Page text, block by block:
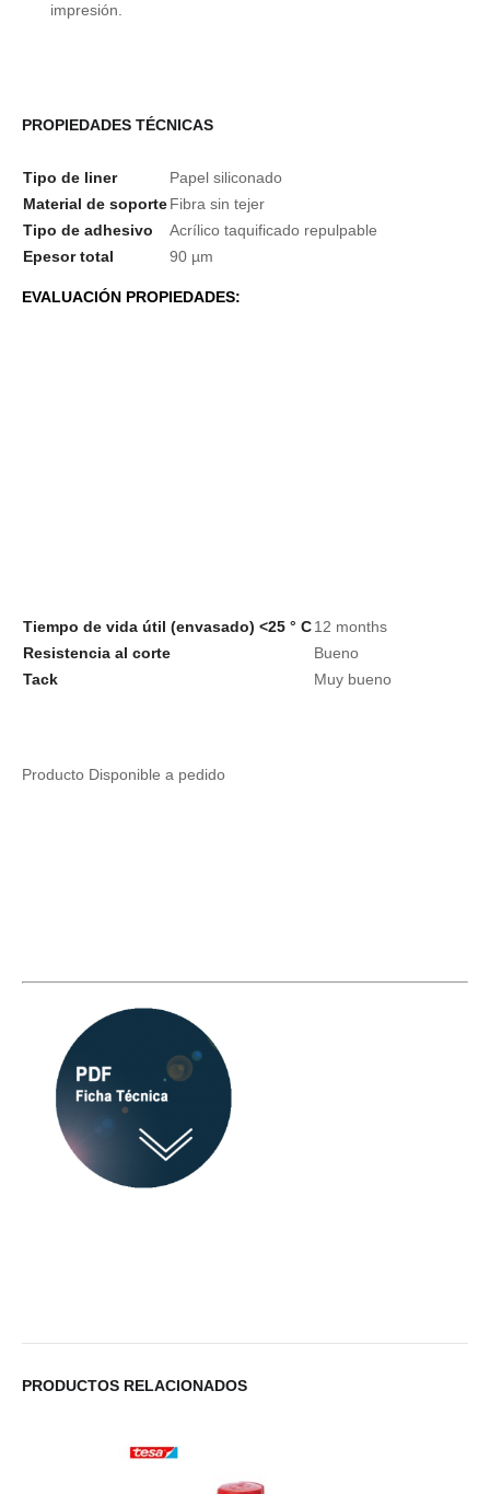
impresión.
PROPIEDADES TÉCNICAS
Tipo de liner
Papel siliconado
Material de soporteFibra sin tejer
Tipo de adhesivo
Acrílico taquificado repulpable
Epesor total
90 µm
EVALUACIÓN PROPIEDADES:
Tiempo de vida útil (envasado) <25 ° C12 months
Resistencia al corte
Bueno
Tack
Muy bueno
Producto Disponible a pedido
PRODUCTOS RELACIONADOS